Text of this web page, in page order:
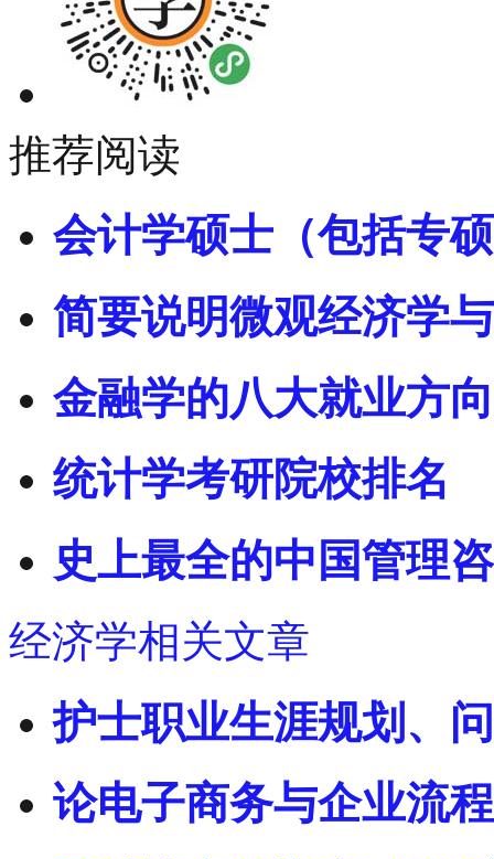
推荐阅读
会计学硕士（包括专
简要说明微观经济学
金融学的八大就业方
统计学考研院校排名
史上最全的中国管理
经济学相关文章
护士职业生涯规划、
论电子商务与企业流